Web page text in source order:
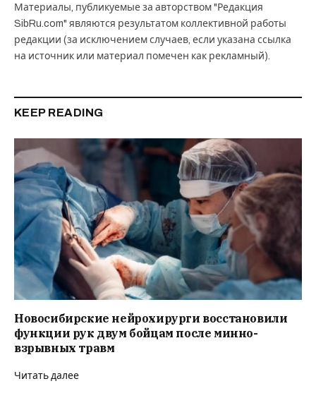
Материалы, публикуемые за авторством "Редакция
SibRu.com" являются результатом коллективной работы
редакции (за исключением случаев, если указана ссылка
на источник или материал помечен как рекламный).
KEEP READING
Новосибирские нейрохирурги восстановили
функции рук двум бойцам после минно-
взрывных травм
Читать далее